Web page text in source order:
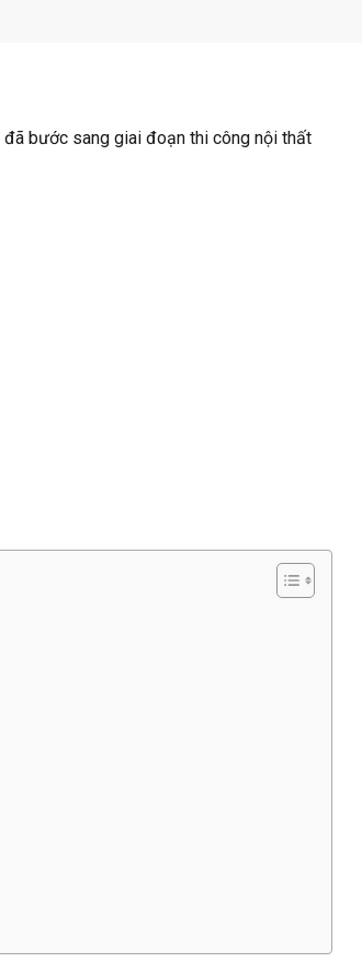
đã bước sang giai đoạn thi công nội thất